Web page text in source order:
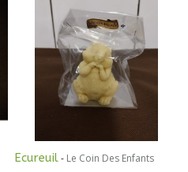
Ecureuil- Le Coin Des Enfants